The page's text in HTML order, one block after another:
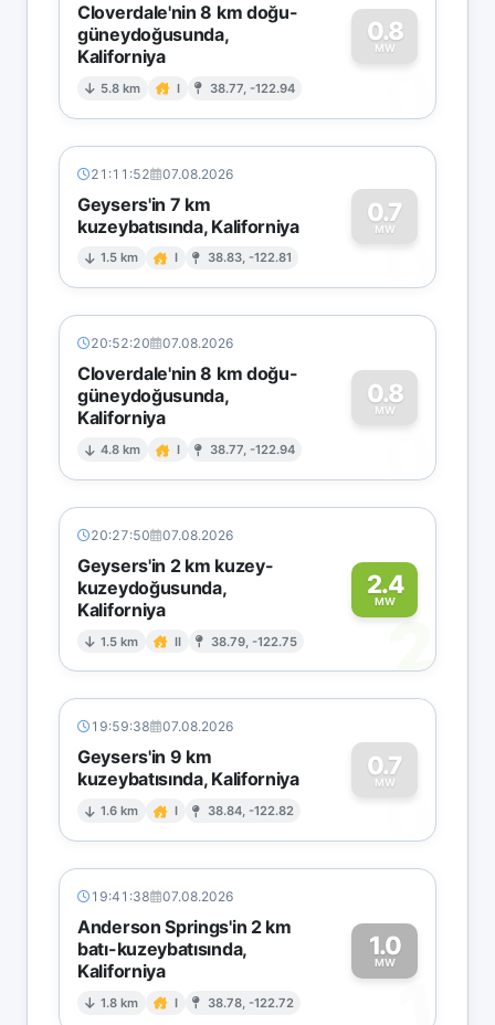
Cloverdale'nin 8 km doğu-
güneydoğusunda,
Kaliforniya
5.8 km I 38.77, -122.94
0.8
MW
0
21:11:52 07.08.2026
Geysers'in 7 km
kuzeybatısında, Kaliforniya
1.5 km I 38.83, -122.81
0.7
MW
0
20:52:20 07.08.2026
Cloverdale'nin 8 km doğu-
güneydoğusunda,
Kaliforniya
4.8 km I 38.77, -122.94
0.8
MW
0
20:27:50 07.08.2026
Geysers'in 2 km kuzey-
kuzeydoğusunda,
Kaliforniya
1.5 km II 38.79, -122.75
2.4
MW
2
19:59:38 07.08.2026
Geysers'in 9 km
kuzeybatısında, Kaliforniya
1.6 km I 38.84, -122.82
0.7
MW
0
19:41:38 07.08.2026
Anderson Springs'in 2 km
batı-kuzeybatısında,
Kaliforniya
1.8 km I 38.78, -122.72
1.0
MW